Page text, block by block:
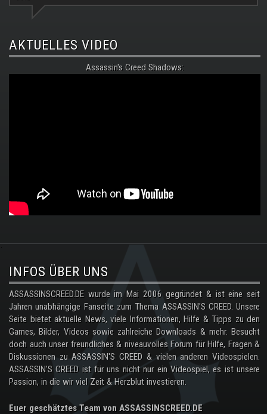
AKTUELLES VIDEO
Assassin's Creed Shadows:
.
INFOS ÜBER UNS
ASSASSINSCREED.DE wurde im Mai 2006 gegründet & ist eine seit
Jahren unabhängige Fanseite zum Thema ASSASSIN'S CREED. Unsere
Seite bietet aktuelle News, viele Informationen, Hilfe & Tipps zu den
Games, Bilder, Videos sowie zahlreiche Downloads & mehr. Besucht
doch auch unser freundliches & niveauvolles Forum für Hilfe, Fragen &
Diskussionen zu ASSASSIN'S CREED & vielen anderen Videospielen.
ASSASSIN'S CREED ist für uns nicht nur ein Videospiel, es ist unsere
Passion, in die wir viel Zeit & Herzblut investieren.
Euer geschätztes Team von ASSASSINSCREED.DE